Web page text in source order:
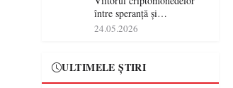
între speranță și
incertitudine
24.05.2026
ULTIMELE ȘTIRI